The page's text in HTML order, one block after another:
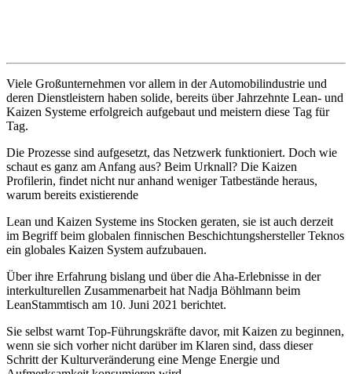
Viele Großunternehmen vor allem in der Automobilindustrie und
deren Dienstleistern haben solide, bereits über Jahrzehnte Lean- und
Kaizen Systeme erfolgreich aufgebaut und meistern diese Tag für
Tag.
Die Prozesse sind aufgesetzt, das Netzwerk funktioniert. Doch wie
schaut es ganz am Anfang aus? Beim Urknall? Die Kaizen
Profilerin, findet nicht nur anhand weniger Tatbestände heraus,
warum bereits existierende
Lean und Kaizen Systeme ins Stocken geraten, sie ist auch derzeit
im Begriff beim globalen finnischen Beschichtungshersteller Teknos
ein globales Kaizen System aufzubauen.
Über ihre Erfahrung bislang und über die Aha-Erlebnisse in der
interkulturellen Zusammenarbeit hat Nadja Böhlmann beim
LeanStammtisch am 10. Juni 2021 berichtet.
Sie selbst warnt Top-Führungskräfte davor, mit Kaizen zu beginnen,
wenn sie sich vorher nicht darüber im Klaren sind, dass dieser
Schritt der Kulturveränderung eine Menge Energie und